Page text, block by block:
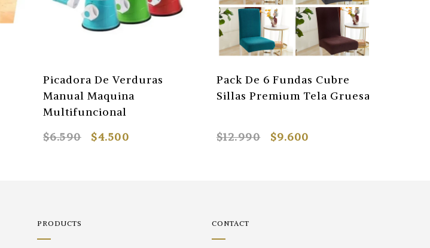
Picadora De Verduras
Manual Maquina
Multifuncional
$6.590
$4.500
Pack De 6 Fundas Cubre
Sillas Premium Tela Gruesa
$12.990 $9.600
PRODUCTS CONTACT